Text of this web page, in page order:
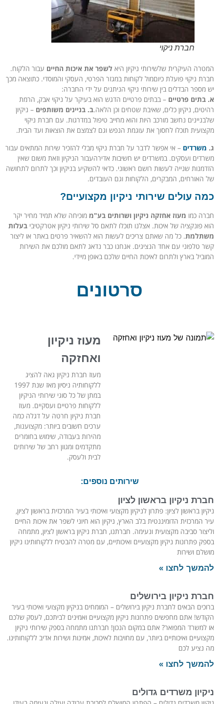
חברת ניקוי
המטרה העיקרית שלשירותי ניקיון היא לשפר את איכות החיים עבור הלקוח.
חברת ניקוי פועלת כיוםמול לקוחות במגזר הפרטי, העסקי והמוסדי. כתוצאה מכך
יש מספר הבדלים בין שירותי ניקוי הניתנים על ידי החברה:
א. בתים פרטיים – בבתים פרטיים הדגש הוא בעיקר על ניקוי אבק, הרמת
רהיטים, ניקיון כלים, שאיבת שטחים וכן הלאה.ב. בניינים משותפים – ניקיון
שלבניינים נחשב מורכב היות והוא מחייב טיפול במדרגות. עם חברת ניקוי
מקצועית תוכלו לחסוך את עוגמת הנפש וגם לצמצם את הוצאות ועד הבית.
ג. משרדים – אי אפשר לדבר על חברת ניקוי מבלי להזכיר שירות המתאים עבור
משרדים ועסקים. במשרדים יש חשיבות אדירהעבור הניקיון וזאת משום שאין
הזדמנות שנייה לעשות רושם ראשוני. כדאי להשקיע בניקיון וכך לתרום לתחושה
של האורחים, המבקרים, הלקוחות וגם העובדים.
כמה עולים שירותי ניקיון מקצועיים?
חברה כמו מעוז אחזקה ניקיון ושרותים בע"מ מוכיחה שלא תמיד מחיר יקר
הוא פונקציה של איכות. אצלנו תוכלו לתאם סל שירותי ניקיון אטרקטיבי בעלות
משתלמת. כל מה שאתם צריכים לעשות הוא להשאיר פרטים באתר או ליצור
קשר טלפוני עם אחד הנציגים. אנחנו כבר נדאג לתאם מולכם את השירות
המוביל בארץ ולתרום לאיכות החיים שלכם באופן מיידי.
סרטונים
מעוז ניקיון
ואחזקה
מעוז חברת ניקיון גאה להציג
ללקוחותיה ניסיון מאז שנת 1997
במתן של כל סוגי שירותי הניקיון
ללקוחות פרטיים ועסקיים. מעוז
חברת ניקיון חרטה על דגלה כמה
ערכים חשובים ביותר: מקצוענות,
מהירות בעבודה, שימוש בחומרים
מתקדמים ומגוון רחב של שירותים
לבית ולעסק.
שירותים נוספים:
חברת ניקיון בראשון לציון
ניקיון בראשון לציון: פתרון לניקיון מקצועי ואיכותי בעיר המרכזית בראשון לציון,
עיר המרכזית הדומיננטית בלב הארץ, ניקיון הוא חיוני לשפר את איכות החיים
וליצור סביבה מקצועית ונעימה. חברתנו, חברת ניקיון בראשון לציון, מתמחה
בספק פתרונות ניקיון מקצועיים ואיכותיים, עם מטרה להבטיח ללקוחותינו ניקיון
מושלם ושירות
להמשך לחצו »
חברת ניקיון בירושלים
ברוכים הבאים לחברת ניקיון בירושלים – המומחים בניקיון מקצועי ואיכותי בעיר
הקודש! אתם מחפשים פתרונות ניקיון מקצועיים ואמינים לביתכם, לעסק שלכם
או למשרד המפואר? אתם במקום הנכון! חברתנו מתמחה בספק שירותי ניקיון
מקצועיים ואיכותיים ביותר, עם מחויבות לאיכות, אמינות ושירות אדיב ללקוחותינו.
מה נציע לכם
להמשך לחצו »
ניקיון משרדים גדולים